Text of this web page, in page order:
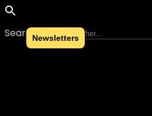
Search for:
Skip to content
Newsletters